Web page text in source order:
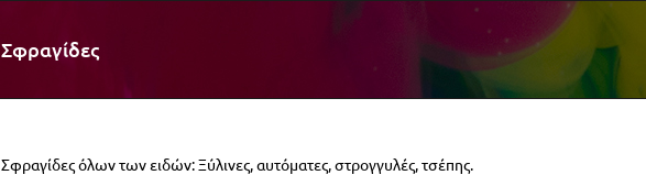
Σφραγίδες
Σφραγίδες όλων των ειδών: Ξύλινες, αυτόματες, στρογγυλές, τσέπης.